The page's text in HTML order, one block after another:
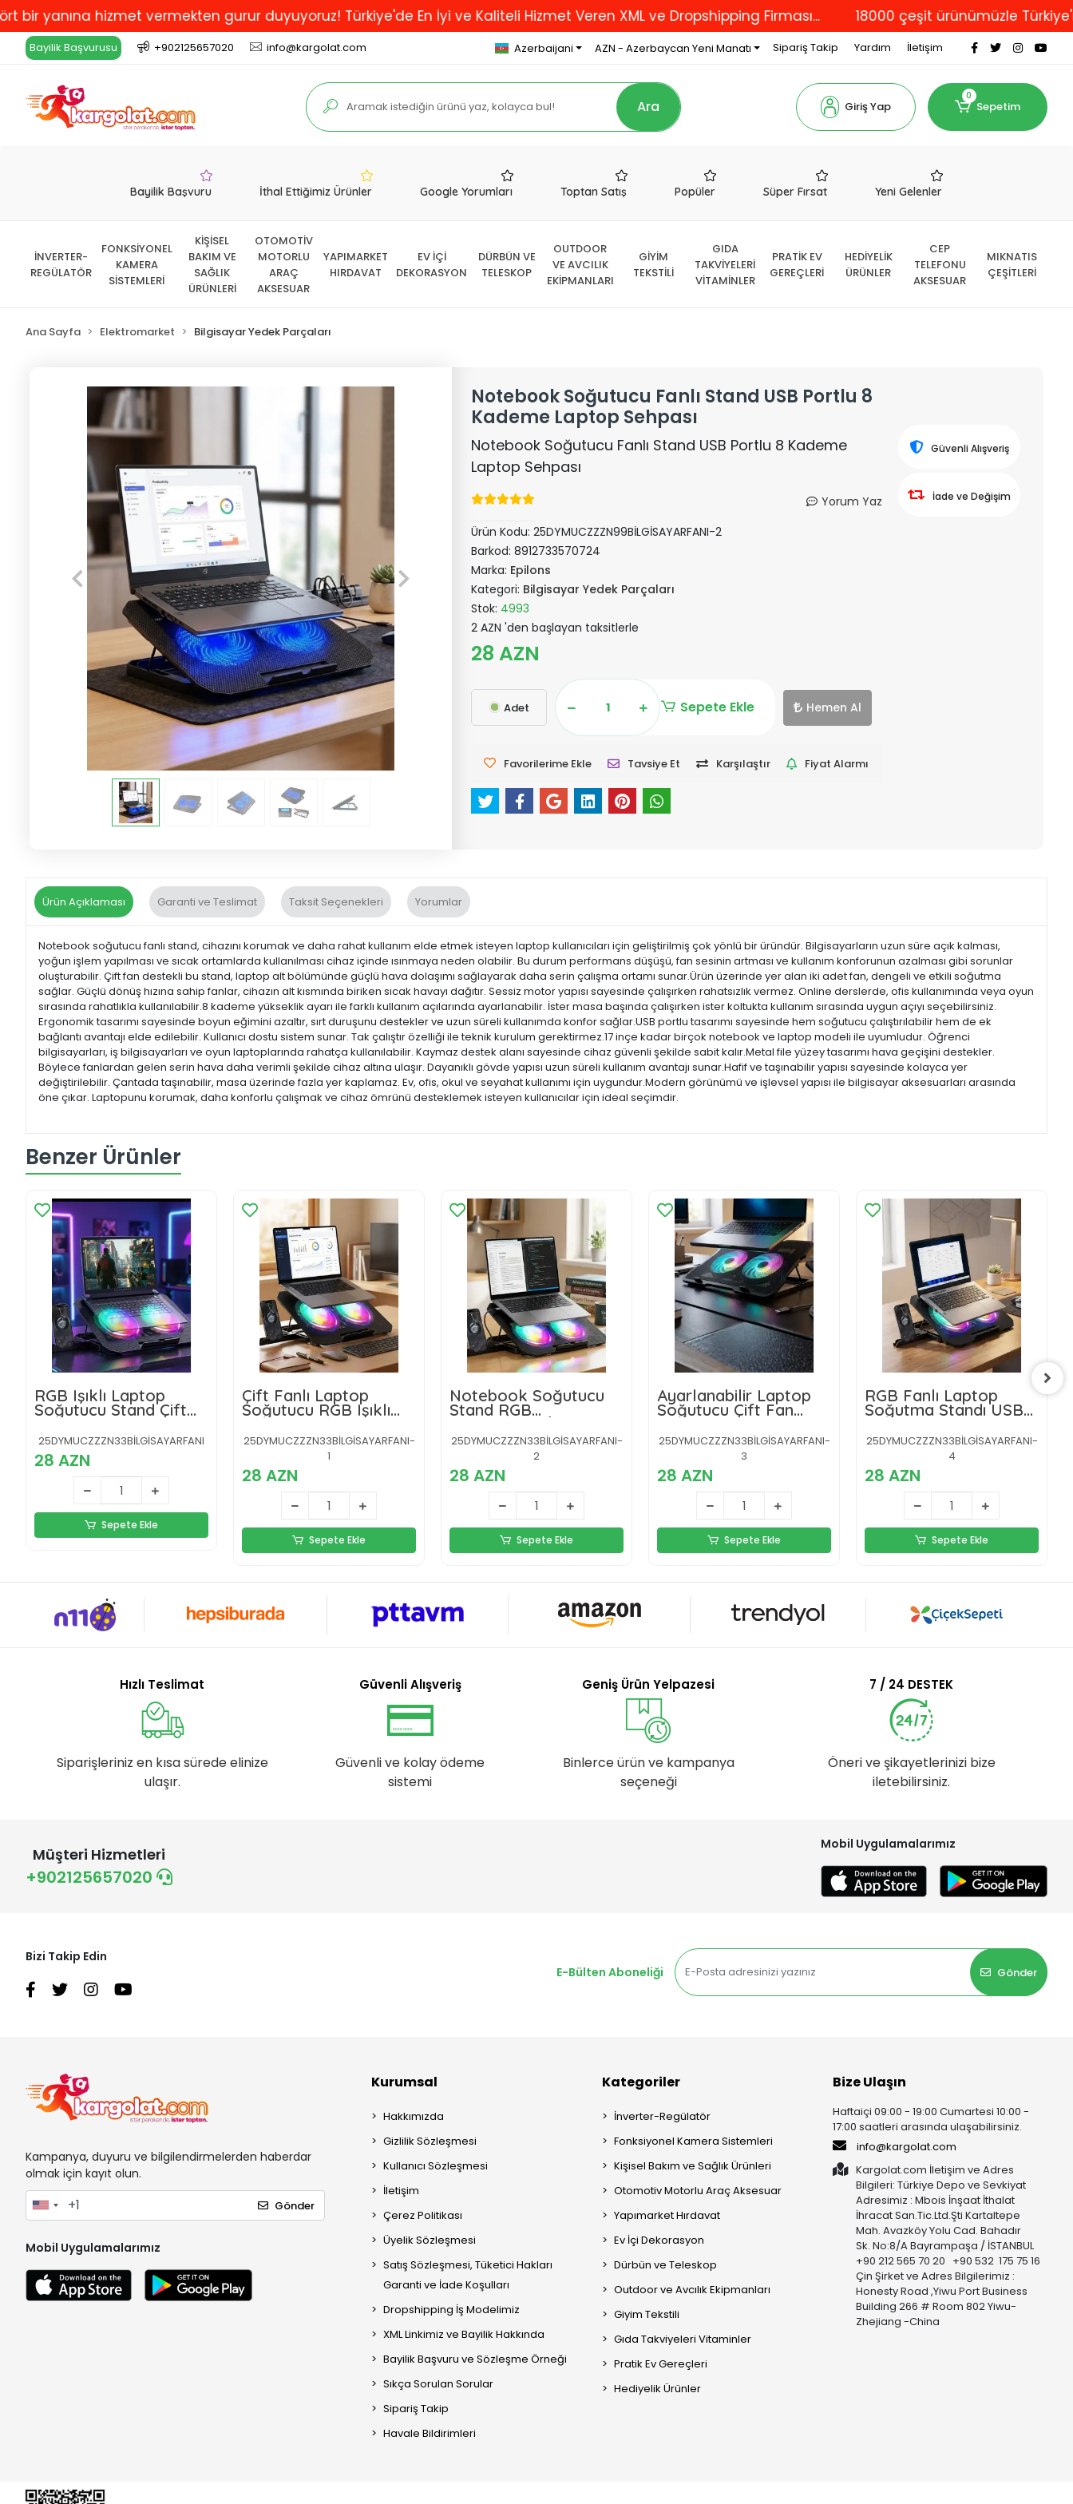
hizmet vermekten gurur duyuyoruz! Türkiye'de En İyi ve Kaliteli Hizmet Veren XML ve Dropshipping Firması... 18000 çeşit ürünümüzle Türkiye'nin
Bayilik Başvurusu +902125657020 info@kargolat.com Azerbaijani AZN - Azerbaycan Yeni Manatı Sipariş Takip Yardım İletişim
Ara Giriş Yap
0
Sepetim
Bayilik Başvuru İthal Ettiğimiz Ürünler Google Yorumları Toptan Satış Popüler Süper Fırsat Yeni Gelenler
İNVERTER-
REGÜLATÖR
FONKSİYONEL
KAMERA
SİSTEMLERİ
KİŞİSEL
BAKIM VE
SAĞLIK
ÜRÜNLERİ
OTOMOTİV
MOTORLU
ARAÇ
AKSESUAR
YAPIMARKET
HIRDAVAT
EV İÇİ
DEKORASYON
DÜRBÜN VE
TELESKOP
OUTDOOR
VE AVCILIK
EKİPMANLARI
GİYİM
TEKSTİLİ
GIDA
TAKVİYELERİ
VİTAMİNLER
PRATİK EV
GEREÇLERİ
HEDİYELİK
ÜRÜNLER
CEP
TELEFONU
AKSESUAR
MIKNATIS
ÇEŞİTLERİ
Ana Sayfa Elektromarket Bilgisayar Yedek Parçaları
Notebook Soğutucu Fanlı Stand USB Portlu 8
Kademe Laptop Sehpası
Notebook Soğutucu Fanlı Stand USB Portlu 8 Kademe
Laptop Sehpası
Yorum Yaz
Ürün Kodu:25DYMUCZZZN99BİLGİSAYARFANI-2
Barkod:8912733570724
Marka: Epilons
Kategori: Bilgisayar Yedek Parçaları
Stok: 4993
2 AZN 'den başlayan taksitlerle
28 AZN
Adet Sepete Ekle Hemen Al
Favorilerime Ekle Tavsiye Et Karşılaştır Fiyat Alarmı
Güvenli Alışveriş
İade ve Değişim
Ürün Açıklaması Garanti ve Teslimat Taksit Seçenekleri Yorumlar
Notebook soğutucu fanlı stand, cihazını korumak ve daha rahat kullanım elde etmek isteyen laptop kullanıcıları için geliştirilmiş çok yönlü bir üründür. Bilgisayarların uzun süre açık kalması,
yoğun işlem yapılması ve sıcak ortamlarda kullanılması cihaz içinde ısınmaya neden olabilir. Bu durum performans düşüşü, fan sesinin artması ve kullanım konforunun azalması gibi sorunlar
oluşturabilir. Çift fan destekli bu stand, laptop alt bölümünde güçlü hava dolaşımı sağlayarak daha serin çalışma ortamı sunar.Ürün üzerinde yer alan iki adet fan, dengeli ve etkili soğutma
sağlar. Güçlü dönüş hızına sahip fanlar, cihazın alt kısmında biriken sıcak havayı dağıtır. Sessiz motor yapısı sayesinde çalışırken rahatsızlık vermez. Online derslerde, ofis kullanımında veya oyun
sırasında rahatlıkla kullanılabilir.8 kademe yükseklik ayarı ile farklı kullanım açılarında ayarlanabilir. İster masa başında çalışırken ister koltukta kullanım sırasında uygun açıyı seçebilirsiniz.
Ergonomik tasarımı sayesinde boyun eğimini azaltır, sırt duruşunu destekler ve uzun süreli kullanımda konfor sağlar.USB portlu tasarımı sayesinde hem soğutucu çalıştırılabilir hem de ek
bağlantı avantajı elde edilebilir. Kullanıcı dostu sistem sunar. Tak çalıştır özelliği ile teknik kurulum gerektirmez.17 inçe kadar birçok notebook ve laptop modeli ile uyumludur. Öğrenci
bilgisayarları, iş bilgisayarları ve oyun laptoplarında rahatça kullanılabilir. Kaymaz destek alanı sayesinde cihaz güvenli şekilde sabit kalır.Metal file yüzey tasarımı hava geçişini destekler.
Böylece fanlardan gelen serin hava daha verimli şekilde cihaz altına ulaşır. Dayanıklı gövde yapısı uzun süreli kullanım avantajı sunar.Hafif ve taşınabilir yapısı sayesinde kolayca yer
değiştirilebilir. Çantada taşınabilir, masa üzerinde fazla yer kaplamaz. Ev, ofis, okul ve seyahat kullanımı için uygundur.Modern görünümü ve işlevsel yapısı ile bilgisayar aksesuarları arasında
öne çıkar. Laptopunu korumak, daha konforlu çalışmak ve cihaz ömrünü desteklemek isteyen kullanıcılar için ideal seçimdir.
Benzer Ürünler
RGB Işıklı Laptop
Soğutucu Stand Çift
Fanlı Sessiz Çalışan
Ayarlanabilir
25DYMUCZZZN33BİLGİSAYARFANI
28 AZN
Sepete Ekle
Çift Fanlı Laptop
Soğutucu RGB Işıklı
Sessiz Notebook
Standı
25DYMUCZZZN33BİLGİSAYARFANI-
1
28 AZN
Sepete Ekle
Notebook Soğutucu
Stand RGB
Aydınlatmalı İki Fanlı
Laptop Altlığı
25DYMUCZZZN33BİLGİSAYARFANI-
2
28 AZN
Sepete Ekle
Ayarlanabilir Laptop
Soğutucu Çift Fan
RGB Işıklı Sessiz
Çalışan
25DYMUCZZZN33BİLGİSAYARFANI-
3
28 AZN
Sepete Ekle
RGB Fanlı Laptop
Soğutma Standı USB
Girişli Notebook
Yükseltici
25DYMUCZZZN33BİLGİSAYARFANI-
4
28 AZN
Sepete Ekle
Hızlı Teslimat
Siparişleriniz en kısa sürede elinize
ulaşır.
Güvenli Alışveriş
Güvenli ve kolay ödeme
sistemi
Geniş Ürün Yelpazesi
Binlerce ürün ve kampanya
seçeneği
7 / 24 DESTEK
Öneri ve şikayetlerinizi bize
iletebilirsiniz.
Müşteri Hizmetleri
+902125657020
Mobil Uygulamalarımız
Bizi Takip Edin
E-Bülten Aboneliği
Gönder
Kampanya, duyuru ve bilgilendirmelerden haberdar
olmak için kayıt olun.
Gönder
Mobil Uygulamalarımız
Kurumsal
Hakkımızda
Gizlilik Sözleşmesi
Kullanıcı Sözleşmesi
İletişim
Çerez Politikası
Üyelik Sözleşmesi
Satış Sözleşmesi, Tüketici Hakları
Garanti ve İade Koşulları
Dropshipping İş Modelimiz
XML Linkimiz ve Bayilik Hakkında
Bayilik Başvuru ve Sözleşme Örneği
Sıkça Sorulan Sorular
Sipariş Takip
Havale Bildirimleri
Kategoriler
İnverter-Regülatör
Fonksiyonel Kamera Sistemleri
Kişisel Bakım ve Sağlık Ürünleri
Otomotiv Motorlu Araç Aksesuar
Yapımarket Hırdavat
Ev İçi Dekorasyon
Dürbün ve Teleskop
Outdoor ve Avcılık Ekipmanları
Giyim Tekstili
Gıda Takviyeleri Vitaminler
Pratik Ev Gereçleri
Hediyelik Ürünler
Bize Ulaşın
Haftaiçi 09:00 - 19:00 Cumartesi 10:00 -
17:00 saatleri arasında ulaşabilirsiniz.
info@kargolat.com
Kargolat.com İletişim ve Adres
Bilgileri: Türkiye Depo ve Sevkiyat
Adresimiz : Mbois İnşaat İthalat
İhracat San.Tic.Ltd.Şti Kartaltepe
Mah. Avazköy Yolu Cad. Bahadır
Sk. No:8/A Bayrampaşa / İSTANBUL
+90 212 565 70 20 +90 532 175 75 16
Çin Şirket ve Adres Bilgilerimiz :
Honesty Road ,Yiwu Port Business
Building 266 # Room 802 Yiwu-
Zhejiang -China